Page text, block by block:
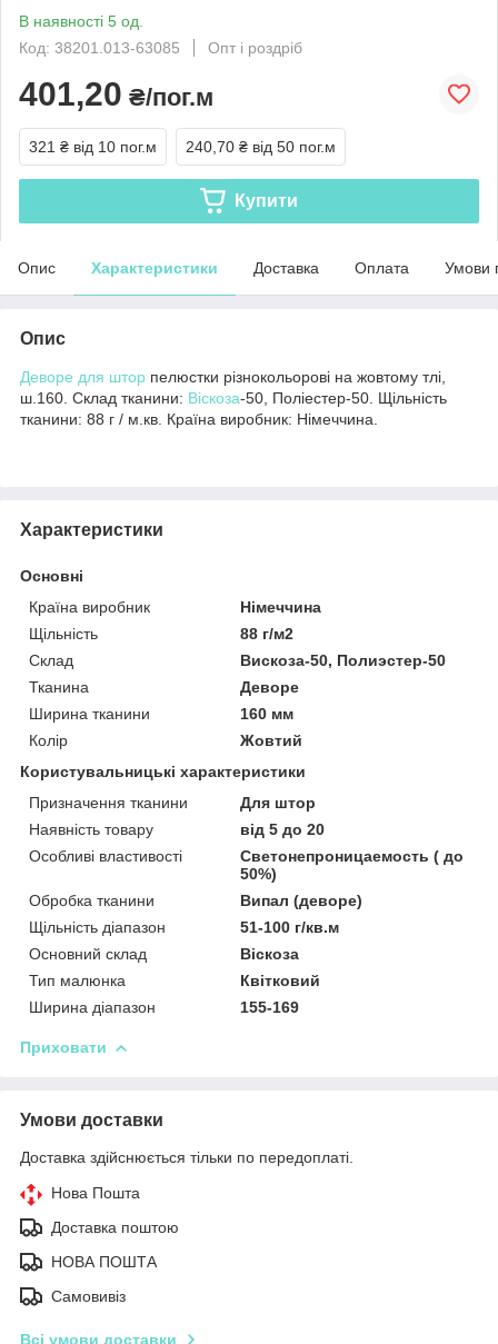
В наявності 5 од.
Код: 38201.013-63085
Опт і роздріб
401,20 ₴/пог.м
321 ₴ від 10 пог.м 240,70 ₴ від 50 пог.м
Купити
Опис Характеристики Доставка Оплата Умови
Опис
Деворе для штор пелюстки різнокольорові на жовтому тлі,
ш.160. Склад тканини: Віскоза-50, Поліестер-50. Щільність
тканини: 88 г / м.кв. Країна виробник: Німеччина.
Характеристики
Основні
Країна виробник
Німеччина
Щільність
88 г/м2
Склад
Вискоза-50, Полиэстер-50
Тканина
Деворе
Ширина тканини
160 мм
Колір
Жовтий
Користувальницькі характеристики
Призначення тканини
Для штор
Наявність товару
від 5 до 20
Особливі властивості
Светонепроницаемость ( до
50%)
Обробка тканини
Випал (деворе)
Щільність діапазон
51-100 г/кв.м
Основний склад
Віскоза
Тип малюнка
Квітковий
Ширина діапазон
155-169
Приховати
Умови доставки
Доставка здійснюється тільки по передоплаті.
Нова Пошта
Доставка поштою
НОВА ПОШТА
Самовивіз
Всі умови доставки